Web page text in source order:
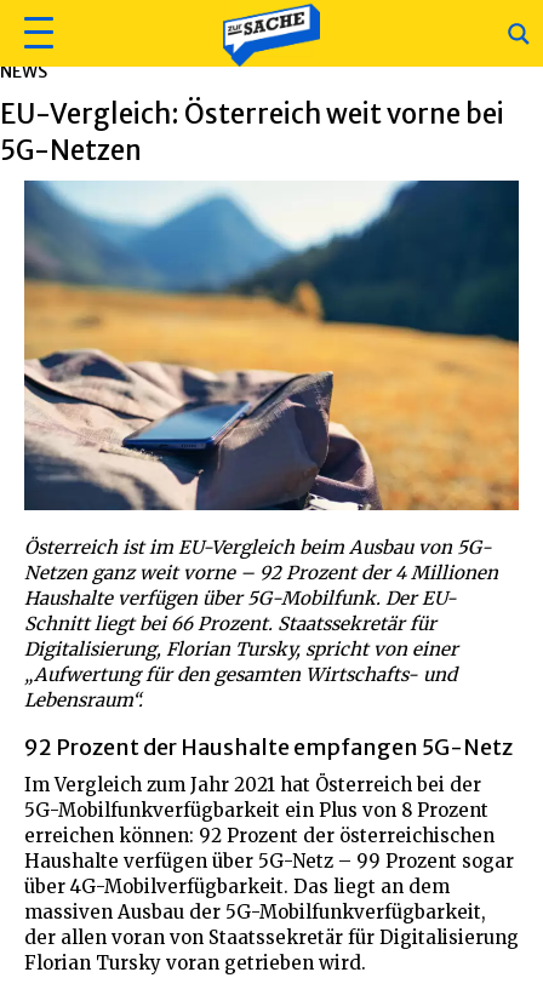
NEWS
EU-Vergleich: Österreich weit vorne bei
5G-Netzen
Österreich ist im EU-Vergleich beim Ausbau von 5G-
Netzen ganz weit vorne – 92 Prozent der 4 Millionen
Haushalte verfügen über 5G-Mobilfunk. Der EU-
Schnitt liegt bei 66 Prozent. Staatssekretär für
Digitalisierung, Florian Tursky, spricht von einer
„Aufwertung für den gesamten Wirtschafts- und
Lebensraum“.
92 Prozent der Haushalte empfangen 5G-Netz
Im Vergleich zum Jahr 2021 hat Österreich bei der
5G-Mobilfunkverfügbarkeit ein Plus von 8 Prozent
erreichen können: 92 Prozent der österreichischen
Haushalte verfügen über 5G-Netz – 99 Prozent sogar
über 4G-Mobilverfügbarkeit. Das liegt an dem
massiven Ausbau der 5G-Mobilfunkverfügbarkeit,
der allen voran von Staatssekretär für Digitalisierung
Florian Tursky voran getrieben wird.